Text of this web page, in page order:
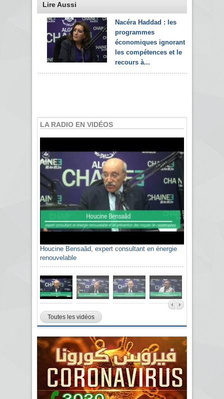
Lire Aussi
Nacéra Haddad : les
programmes
économiques ignorant
les compétences et le
recours à...
LA RADIO EN VIDÉOS
Houcine Bensaâd, expert consultant en énergie
renouvelable
Toutes les vidéos